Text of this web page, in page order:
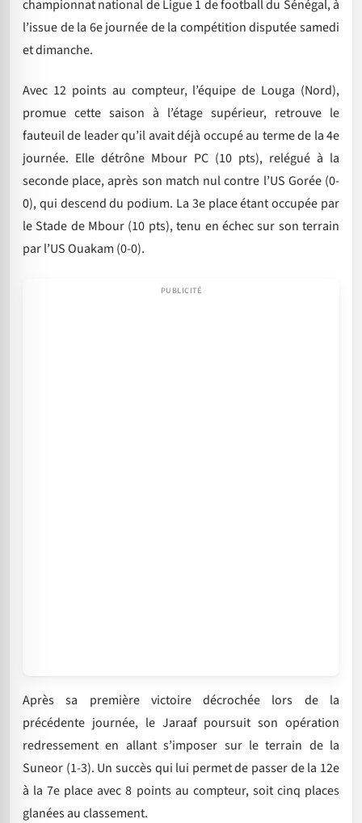
championnat national de Ligue 1 de football du Sénégal, à
l’issue de la 6e journée de la compétition disputée samedi
et dimanche.
Avec 12 points au compteur, l’équipe de Louga (Nord),
promue cette saison à l’étage supérieur, retrouve le
fauteuil de leader qu’il avait déjà occupé au terme de la 4e
journée. Elle détrône Mbour PC (10 pts), relégué à la
seconde place, après son match nul contre l’US Gorée (0-
0), qui descend du podium. La 3e place étant occupée par
le Stade de Mbour (10 pts), tenu en échec sur son terrain
par l’US Ouakam (0-0).
Après sa première victoire décrochée lors de la
précédente journée, le Jaraaf poursuit son opération
redressement en allant s’imposer sur le terrain de la
Suneor (1-3). Un succès qui lui permet de passer de la 12e
à la 7e place avec 8 points au compteur, soit cinq places
glanées au classement.